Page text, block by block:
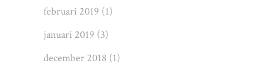
februari 2019 (1)
januari 2019 (3)
december 2018 (1)